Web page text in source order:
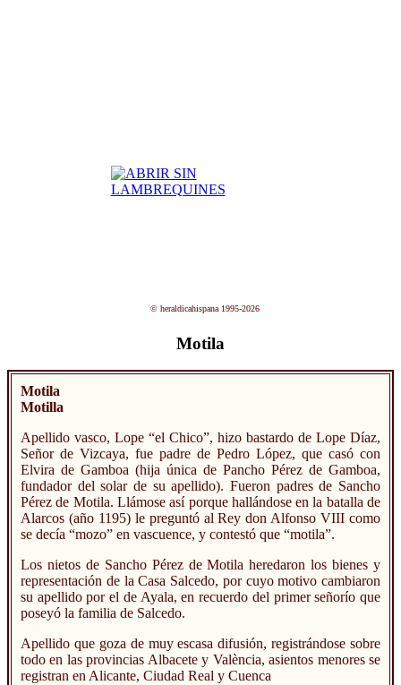
© heraldicahispana 1995-2026
Motila
Motila
Motilla
Apellido vasco, Lope “el Chico”, hizo bastardo de Lope Díaz,
Señor de Vizcaya, fue padre de Pedro López, que casó con
Elvira de Gamboa (hija única de Pancho Pérez de Gamboa,
fundador del solar de su apellido). Fueron padres de Sancho
Pérez de Motila. Llámose así porque hallándose en la batalla de
Alarcos (año 1195) le preguntó al Rey don Alfonso VIII como
se decía “mozo” en vascuence, y contestó que “motila”.
Los nietos de Sancho Pérez de Motila heredaron los bienes y
representación de la Casa Salcedo, por cuyo motivo cambiaron
su apellido por el de Ayala, en recuerdo del primer señorío que
poseyó la familia de Salcedo.
Apellido que goza de muy escasa difusión, registrándose sobre
todo en las provincias Albacete y València, asientos menores se
registran en Alicante, Ciudad Real y Cuenca